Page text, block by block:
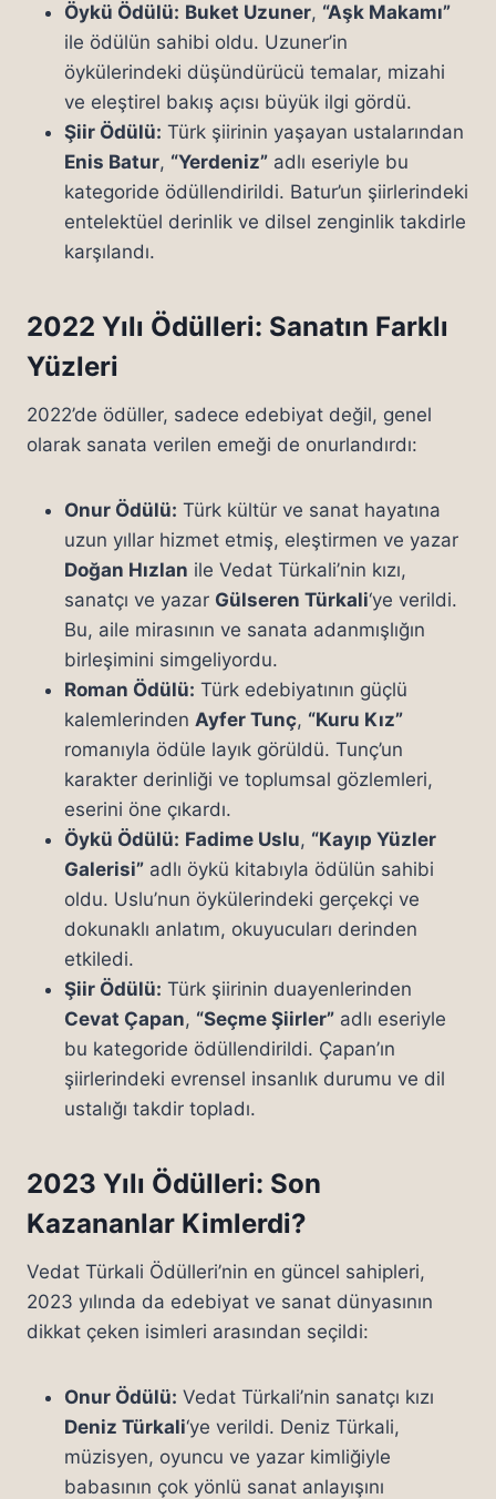
Öykü Ödülü: Buket Uzuner, “Aşk Makamı”
ile ödülün sahibi oldu. Uzuner’in
öykülerindeki düşündürücü temalar, mizahi
ve eleştirel bakış açısı büyük ilgi gördü.
Şiir Ödülü: Türk şiirinin yaşayan ustalarından
Enis Batur, “Yerdeniz” adlı eseriyle bu
kategoride ödüllendirildi. Batur’un şiirlerindeki
entelektüel derinlik ve dilsel zenginlik takdirle
karşılandı.
2022 Yılı Ödülleri: Sanatın Farklı
Yüzleri
2022’de ödüller, sadece edebiyat değil, genel
olarak sanata verilen emeği de onurlandırdı:
Onur Ödülü: Türk kültür ve sanat hayatına
uzun yıllar hizmet etmiş, eleştirmen ve yazar
Doğan Hızlan ile Vedat Türkali’nin kızı,
sanatçı ve yazar Gülseren Türkali‘ye verildi.
Bu, aile mirasının ve sanata adanmışlığın
birleşimini simgeliyordu.
Roman Ödülü: Türk edebiyatının güçlü
kalemlerinden Ayfer Tunç, “Kuru Kız”
romanıyla ödüle layık görüldü. Tunç’un
karakter derinliği ve toplumsal gözlemleri,
eserini öne çıkardı.
Öykü Ödülü: Fadime Uslu, “Kayıp Yüzler
Galerisi” adlı öykü kitabıyla ödülün sahibi
oldu. Uslu’nun öykülerindeki gerçekçi ve
dokunaklı anlatım, okuyucuları derinden
etkiledi.
Şiir Ödülü: Türk şiirinin duayenlerinden
Cevat Çapan, “Seçme Şiirler” adlı eseriyle
bu kategoride ödüllendirildi. Çapan’ın
şiirlerindeki evrensel insanlık durumu ve dil
ustalığı takdir topladı.
2023 Yılı Ödülleri: Son
Kazananlar Kimlerdi?
Vedat Türkali Ödülleri’nin en güncel sahipleri,
2023 yılında da edebiyat ve sanat dünyasının
dikkat çeken isimleri arasından seçildi:
Onur Ödülü: Vedat Türkali’nin sanatçı kızı
Deniz Türkali‘ye verildi. Deniz Türkali,
müzisyen, oyuncu ve yazar kimliğiyle
babasının çok yönlü sanat anlayışını